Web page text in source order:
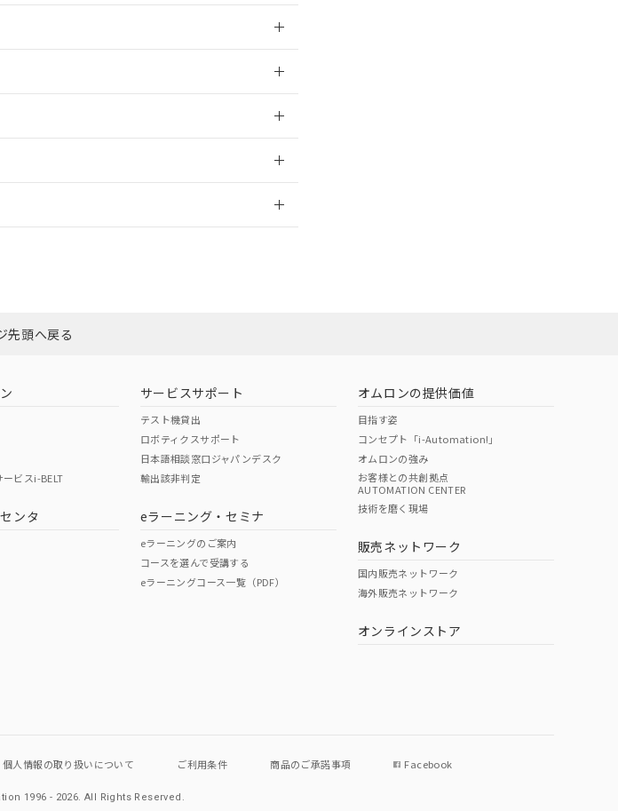
O O
があります。
（アメリカ
この製品の規格認証/適合状況ページへ
の他の認証はこちらのページからご検索ください
先頭へ戻る
ビスi-BELT
ンタ
サービスサポート
テスト機貸出
ロボティクスサポート
日本語相談窓口ジャパンデスク
輸出該非判定
eラーニング・セミナ
eラーニングのご案内
コースを選んで受講する
eラーニングコース一覧（PDF）
オムロンの提供価値
目指す姿
コンセプト「i-Automation!」
オムロンの強み
お客様との共創拠点
AUTOMATION CENTER
技術を磨く現場
販売ネットワーク
国内販売ネットワーク
海外販売ネットワーク
オンラインストア
個人情報の取り扱いについて ご利用条件 商品のご承諾事項 Facebook
1996 - 2026.All Rights Reserved.